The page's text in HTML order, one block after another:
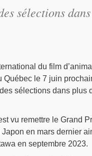
sélections
du film
Québec le 7 juin
sélections dans plus
vu remettre le Grand
en mars dernier
en septembre 2023.